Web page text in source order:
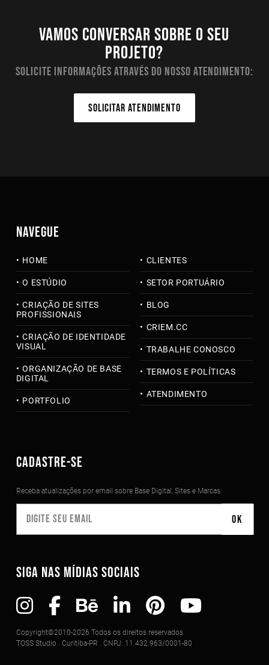
Vamos conversar sobre o seu
projeto?
Solicite informações através do nosso atendimento:
SOLICITAR ATENDIMENTO
NAVEGUE
HOME
O ESTÚDIO
CRIAÇÃO DE SITES
PROFISSIONAIS
CRIAÇÃO DE IDENTIDADE
VISUAL
ORGANIZAÇÃO DE BASE
DIGITAL
PORTFOLIO
CLIENTES
SETOR PORTUÁRIO
BLOG
CRIEM.CC
TRABALHE CONOSCO
TERMOS E POLÍTICAS
ATENDIMENTO
CADASTRE-SE
Receba atualizações por email sobre Base Digital, Sites e Marcas:
SIGA NAS MÍDIAS SOCIAIS
Copyright©2010-2026 Todos os direitos reservados
TOSS Studio . Curitiba-PR . CNPJ: 11.432.963/0001-80